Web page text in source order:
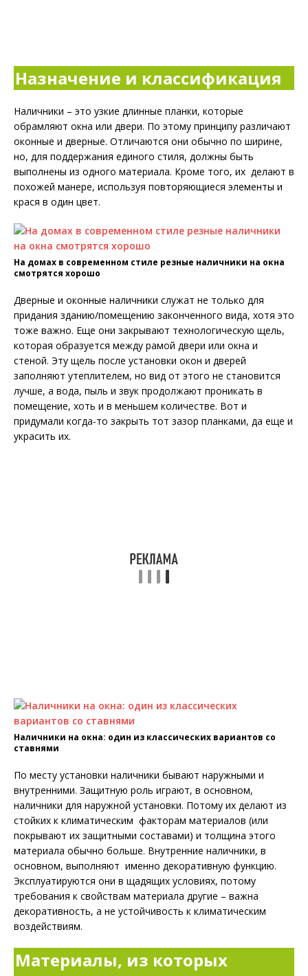
Назначение и классификация
Наличники – это узкие длинные планки, которые
обрамляют окна или двери. По этому принципу различают
оконные и дверные. Отличаются они обычно по ширине,
но, для поддержания единого стиля, должны быть
выполнены из одного материала. Кроме того, их делают в
похожей манере, используя повторяющиеся элементы и
крася в один цвет.
На домах в современном стиле резные наличники на окна
смотрятся хорошо
Дверные и оконные наличники служат не только для
придания зданию/помещению законченного вида, хотя это
тоже важно. Еще они закрывают технологическую щель,
которая образуется между рамой двери или окна и
стеной. Эту щель после установки окон и дверей
заполняют утеплителем, но вид от этого не становится
лучше, а вода, пыль и звук продолжают проникать в
помещение, хоть и в меньшем количестве. Вот и
придумали когда-то закрыть тот зазор планками, да еще и
украсить их.
Наличники на окна: один из классических вариантов со
ставнями
По месту установки наличники бывают наружными и
внутренними. Защитную роль играют, в основном,
наличники для наружной установки. Потому их делают из
стойких к климатическим факторам материалов (или
покрывают их защитными составами) и толщина этого
материала обычно больше. Внутренние наличники, в
основном, выполняют именно декоративную функцию.
Эксплуатируются они в щадящих условиях, потому
требования к свойствам материала другие – важна
декоративность, а не устойчивость к климатическим
воздействиям.
Материалы, из которых